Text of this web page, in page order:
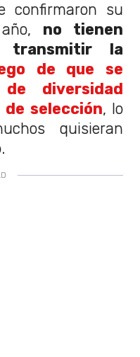
confirmaron su
no tienen
transmitir la
de que se
diversidad
selección, lo
quisieran